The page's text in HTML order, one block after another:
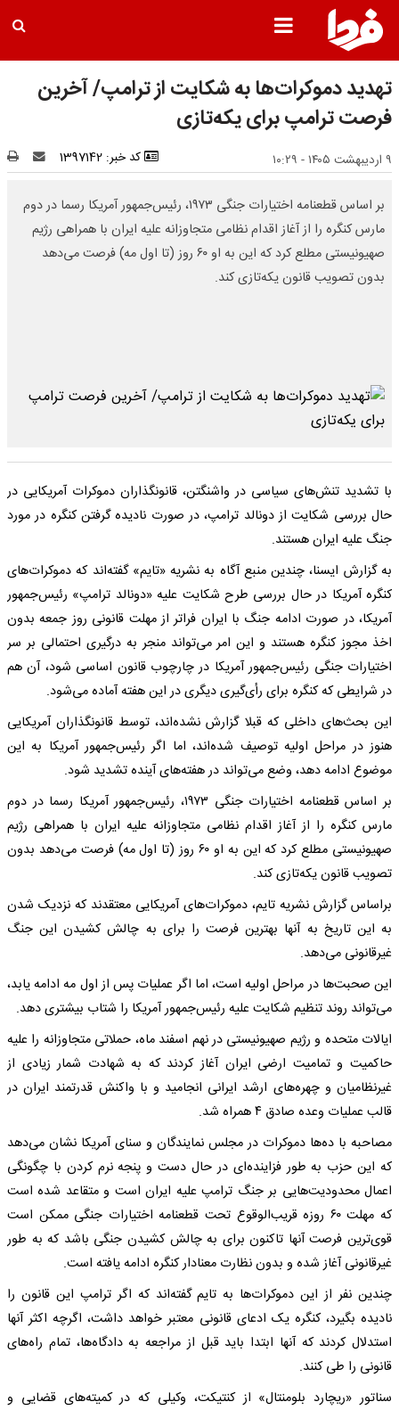
تهدید دموکرات‌ها به شکایت از ترامپ/ آخرین
فرصت ترامپ برای یکه‌تازی
۹ اردیبهشت ۱۴۰۵ - ۱۰:۲۹ کد خبر: 1397142
بر اساس قطعنامه اختیارات جنگی ۱۹۷۳، رئیس‌جمهور آمریکا رسما در دوم
مارس کنگره را از آغاز اقدام نظامی متجاوزانه علیه ایران با همراهی رژیم
صهیونیستی مطلع کرد که این به او ۶۰ روز (تا اول مه) فرصت می‌دهد
بدون تصویب قانون یکه‌تازی کند.
با تشدید تنش‌های سیاسی در واشنگتن، قانونگذاران دموکرات‌ آمریکایی در
حال بررسی شکایت از دونالد ترامپ، در صورت نادیده گرفتن کنگره در مورد
جنگ علیه ایران هستند.
به گزارش ایسنا، چندین منبع آگاه به نشریه «تایم» گفته‌اند که دموکرات‌های
کنگره آمریکا در حال بررسی طرح شکایت علیه «دونالد ترامپ» رئیس‌جمهور
آمریکا، در صورت ادامه جنگ با ایران فراتر از مهلت قانونی روز جمعه بدون
اخذ مجوز کنگره هستند و این امر می‌تواند منجر به درگیری احتمالی بر سر
اختیارات جنگی رئیس‌جمهور آمریکا در چارچوب قانون اساسی شود، آن هم
در شرایطی که کنگره برای رأی‌گیری دیگری در این هفته آماده می‌شود.
این بحث‌های داخلی که قبلا گزارش نشده‌اند، توسط قانونگذاران آمریکایی
هنوز در مراحل اولیه توصیف شده‌اند، اما اگر رئیس‌جمهور آمریکا به این
موضوع ادامه دهد، وضع می‌تواند در هفته‌های آینده تشدید شود.
بر اساس قطعنامه اختیارات جنگی ۱۹۷۳، رئیس‌جمهور آمریکا رسما در دوم
مارس کنگره را از آغاز اقدام نظامی متجاوزانه علیه ایران با همراهی رژیم
صهیونیستی مطلع کرد که این به او ۶۰ روز (تا اول مه) فرصت می‌دهد بدون
تصویب قانون یکه‌تازی کند.
براساس گزارش نشریه تایم، دموکرات‌های آمریکایی معتقدند که نزدیک شدن
به این تاریخ به آنها بهترین فرصت را برای به چالش کشیدن این جنگ
غیرقانونی می‌دهد.
این صحبت‌ها در مراحل اولیه است، اما اگر عملیات پس از اول مه ادامه یابد،
می‌تواند روند تنظیم شکایت علیه رئیس‌جمهور آمریکا را شتاب بیشتری دهد.
ایالات متحده و رژیم صهیونیستی در نهم اسفند ماه، حملاتی متجاوزانه را علیه
حاکمیت و تمامیت ارضی ایران آغاز کردند که به شهادت شمار زیادی از
غیرنظامیان و چهره‌های ارشد ایرانی انجامید و با واکنش قدرتمند ایران در
قالب عملیات وعده صادق ۴ همراه شد.
مصاحبه با ده‌ها دموکرات در مجلس نمایندگان و سنای آمریکا نشان می‌دهد
که این حزب به طور فزاینده‌ای در حال دست و پنجه نرم کردن با چگونگی
اعمال محدودیت‌هایی بر جنگ ترامپ علیه ایران است و متقاعد شده است
که مهلت ۶۰ روزه قریب‌الوقوع تحت قطعنامه اختیارات جنگی ممکن است
قوی‌ترین فرصت آنها تاکنون برای به چالش کشیدن جنگی باشد که به طور
غیرقانونی آغاز شده و بدون نظارت معنادار کنگره ادامه یافته است.
چندین نفر از این دموکرات‌ها به تایم گفته‌اند که اگر ترامپ این قانون را
نادیده بگیرد، کنگره یک ادعای قانونی معتبر خواهد داشت، اگرچه اکثر آنها
استدلال کردند که آنها ابتدا باید قبل از مراجعه به دادگاه‌ها، تمام راه‌های
قانونی را طی کنند.
سناتور «ریچارد بلومنتال» از کنتیکت، وکیلی که در کمیته‌های قضایی و